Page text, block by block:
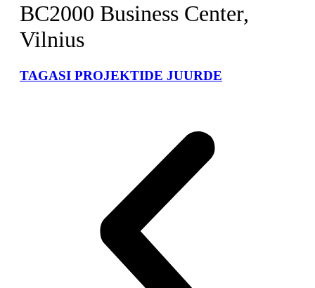
BC2000 Business Center,
Vilnius
TAGASI PROJEKTIDE JUURDE